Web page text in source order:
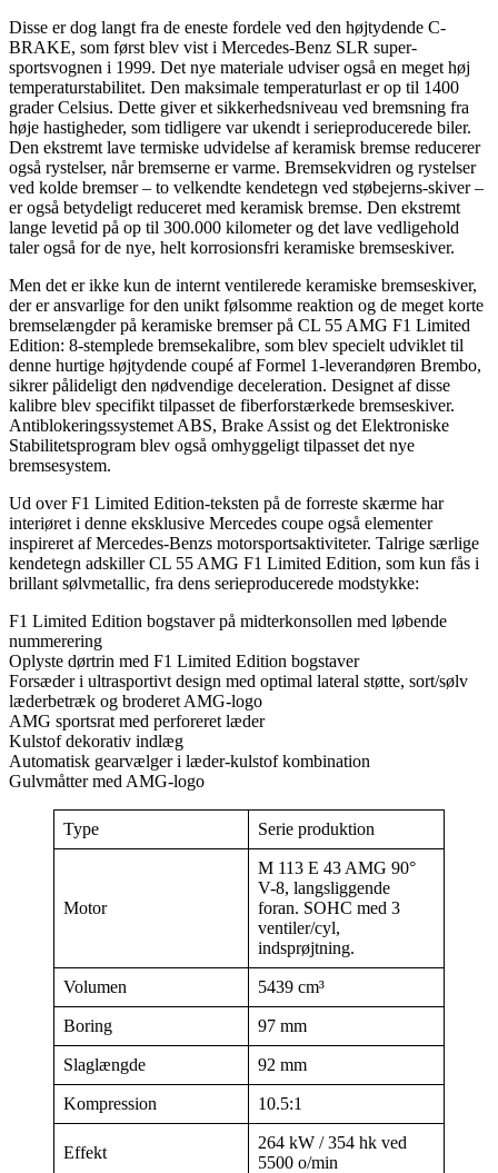
Disse er dog langt fra de eneste fordele ved den højtydende C-
BRAKE, som først blev vist i Mercedes-Benz SLR super-
sportsvognen i 1999. Det nye materiale udviser også en meget høj
temperaturstabilitet. Den maksimale temperaturlast er op til 1400
grader Celsius. Dette giver et sikkerhedsniveau ved bremsning fra
høje hastigheder, som tidligere var ukendt i serieproducerede biler.
Den ekstremt lave termiske udvidelse af keramisk bremse reducerer
også rystelser, når bremserne er varme. Bremsekvidren og rystelser
ved kolde bremser – to velkendte kendetegn ved støbejerns-skiver –
er også betydeligt reduceret med keramisk bremse. Den ekstremt
lange levetid på op til 300.000 kilometer og det lave vedligehold
taler også for de nye, helt korrosionsfri keramiske bremseskiver.
Men det er ikke kun de internt ventilerede keramiske bremseskiver,
der er ansvarlige for den unikt følsomme reaktion og de meget korte
bremselængder på keramiske bremser på CL 55 AMG F1 Limited
Edition: 8-stemplede bremsekalibre, som blev specielt udviklet til
denne hurtige højtydende coupé af Formel 1-leverandøren Brembo,
sikrer pålideligt den nødvendige deceleration. Designet af disse
kalibre blev specifikt tilpasset de fiberforstærkede bremseskiver.
Antiblokeringssystemet ABS, Brake Assist og det Elektroniske
Stabilitetsprogram blev også omhyggeligt tilpasset det nye
bremsesystem.
Ud over F1 Limited Edition-teksten på de forreste skærme har
interiøret i denne eksklusive Mercedes coupe også elementer
inspireret af Mercedes-Benzs motorsportsaktiviteter. Talrige særlige
kendetegn adskiller CL 55 AMG F1 Limited Edition, som kun fås i
brillant sølvmetallic, fra dens serieproducerede modstykke:
F1 Limited Edition bogstaver på midterkonsollen med løbende
nummerering
Oplyste dørtrin med F1 Limited Edition bogstaver
Forsæder i ultrasportivt design med optimal lateral støtte, sort/sølv
læderbetræk og broderet AMG-logo
AMG sportsrat med perforeret læder
Kulstof dekorativ indlæg
Automatisk gearvælger i læder-kulstof kombination
Gulvmåtter med AMG-logo
Type Serie produktion
Motor
M 113 E 43 AMG 90°
V-8, langsliggende
foran. SOHC med 3
ventiler/cyl,
indsprøjtning.
Volumen 5439 cm³
Boring 97 mm
Slaglængde 92 mm
Kompression 10.5:1
Effekt
264 kW / 354 hk ved
5500 o/min